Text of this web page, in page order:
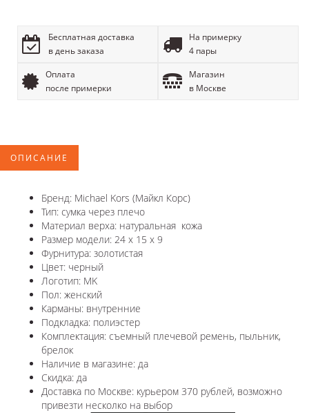
Бесплатная доставка
в день заказа
На примерку
4 пары
Оплата
после примерки
Магазин
в Москве
ОПИСАНИЕ
Бренд: Michael Kors (Майкл Корс)
Тип: сумка через плечо
Материал верха: натуральная кожа
Размер модели: 24 х 15 х 9
Фурнитура: золотистая
Цвет: черный
Логотип: MK
Пол: женский
Карманы: внутренние
Подкладка: полиэстер
Комплектация: съемный плечевой ремень, пыльник,
брелок
Наличие в магазине: да
Скидка: да
Доставка по Москве: курьером 370 рублей, возможно
привезти несколко на выбор